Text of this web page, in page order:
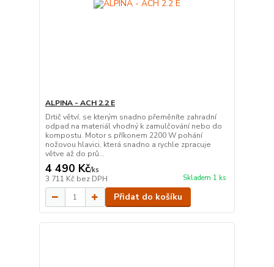
ALPINA - ACH 2.2 E
Drtič větví, se kterým snadno přeměníte zahradní
odpad na materiál vhodný k zamulčování nebo do
kompostu. Motor s příkonem 2200 W pohání
nožovou hlavici, která snadno a rychle zpracuje
větve až do prů...
4 490 Kč/ks
3 711 Kč bez DPH Skladem 1 ks
Přidat do košíku